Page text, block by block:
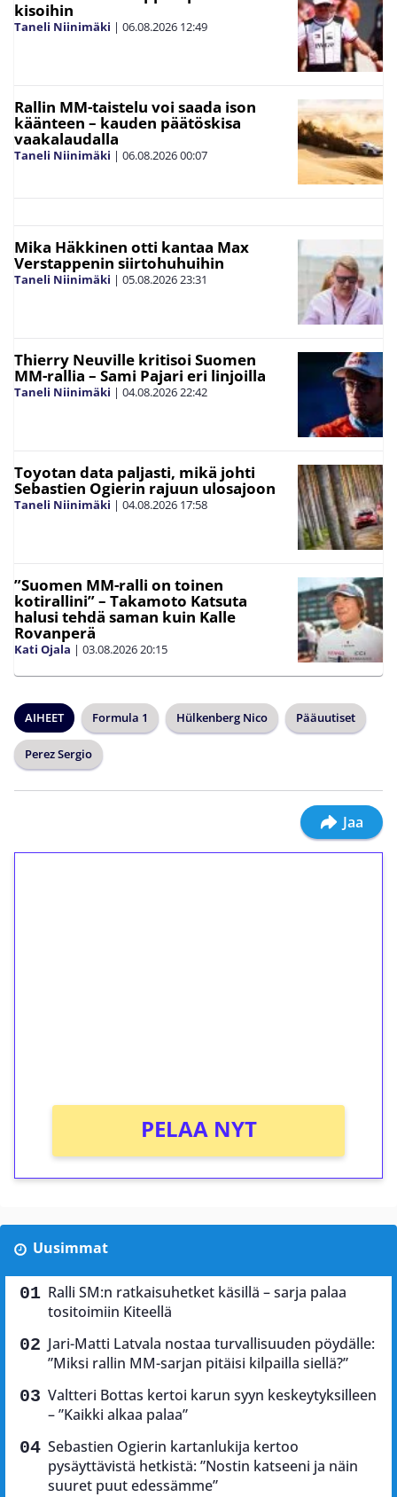
kisoihin
Taneli Niinimäki | 06.08.2026 12:49
Rallin MM-taistelu voi saada ison
käänteen – kauden päätöskisa
vaakalaudalla
Taneli Niinimäki | 06.08.202600:07
Mika Häkkinen otti kantaa Max
Verstappenin siirtohuhuihin
Taneli Niinimäki | 05.08.202623:31
Thierry Neuville kritisoi Suomen
MM-rallia – Sami Pajari eri linjoilla
Taneli Niinimäki | 04.08.202622:42
Toyotan data paljasti, mikä johti
Sebastien Ogierin rajuun ulosajoon
Taneli Niinimäki | 04.08.2026 17:58
”Suomen MM-ralli on toinen
kotirallini” – Takamoto Katsuta
halusi tehdä saman kuin Kalle
Rovanperä
Kati Ojala | 03.08.202620:15
AIHEET Formula 1 Hülkenberg Nico Pääuutiset
Perez Sergio
Jaa
PELAA NYT
Uusimmat
Ralli SM:n ratkaisuhetket käsillä – sarja palaa
tositoimiin Kiteellä
Jari-Matti Latvala nostaa turvallisuuden pöydälle:
”Miksi rallin MM-sarjan pitäisi kilpailla siellä?”
Valtteri Bottas kertoi karun syyn keskeytyksilleen
– ”Kaikki alkaa palaa”
Sebastien Ogierin kartanlukija kertoo
pysäyttävistä hetkistä: ”Nostin katseeni ja näin
suuret puut edessämme”